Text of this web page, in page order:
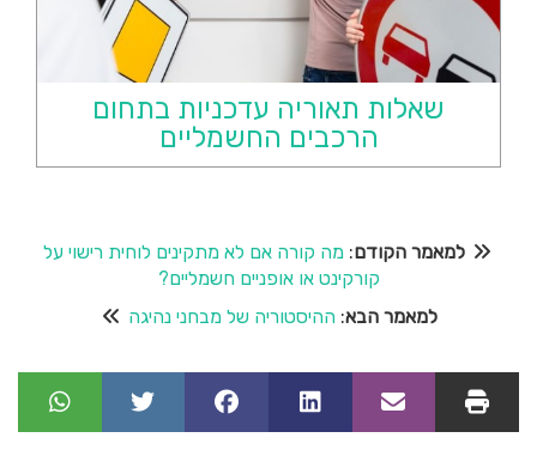
שאלות תאוריה עדכניות בתחום
הרכבים החשמליים
למאמר הקודם: מה קורה אם לא מתקינים לוחית רישוי על
קורקינט או אופניים חשמליים?
למאמר הבא: ההיסטוריה של מבחני נהיגה